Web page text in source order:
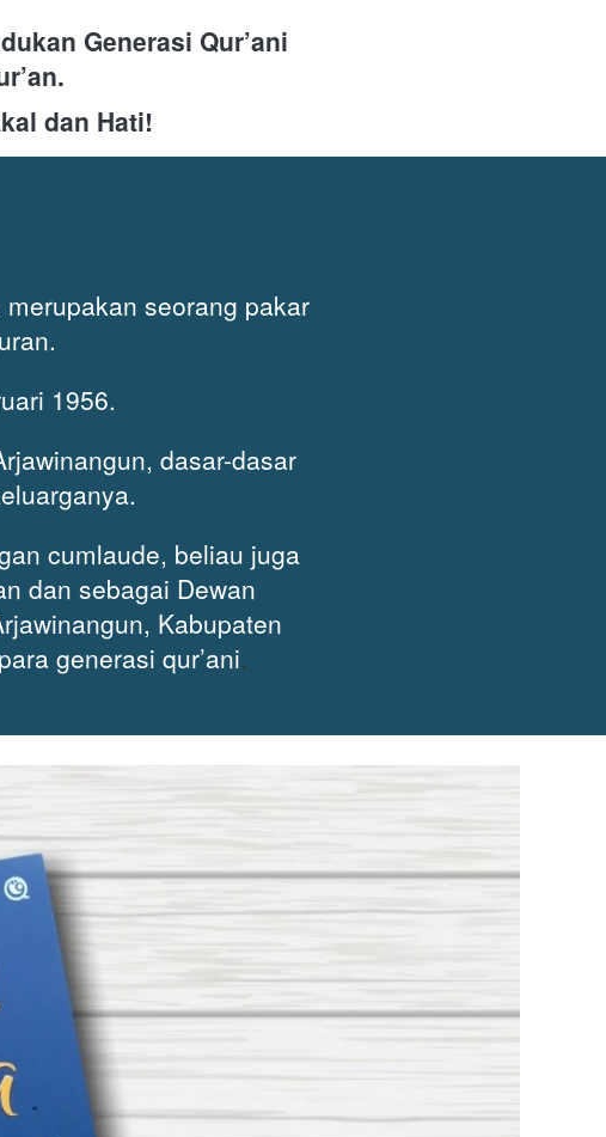
Generasi Qur’ani
dan Hati!
seorang pakar
1956.
dasar-dasar
cumlaude, beliau juga
dan sebagai Dewan
Kabupaten
generasi qur’ani.